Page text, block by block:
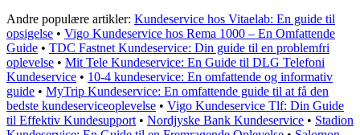
Andre populære artikler: Kundeservice hos Vitaelab: En guide til
opsigelse • Vigo Kundeservice hos Rema 1000 – En Omfattende
Guide • TDC Fastnet Kundeservice: Din guide til en problemfri
oplevelse • Mit Tele Kundeservice: En Guide til DLG Telefoni
Kundeservice • 10-4 kundeservice: En omfattende og informativ
guide • MyTrip Kundeservice: En omfattende guide til at få den
bedste kundeserviceoplevelse • Vigo Kundeservice Tlf: Din Guide
til Effektiv Kundesupport • Nordjyske Bank Kundeservice • Stadion